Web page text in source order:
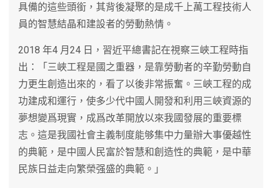
具備的這些頭銜，其背後凝聚的是成千上萬工程技術人
員的智慧結晶和建設者的勞動熱情。
2018 年4 月24 日，習近平總書記在視察三峽工程時指
出：「三峽工程是國之重器，是靠勞動者的辛勤勞動自
力更生創造出來的，看了以後非常振奮。三峽工程的成
功建成和運行，使多少代中國人開發和利用三峽資源的
夢想變爲現實，成爲改革開放以來我國發展的重要標
志。這是我國社會主義制度能够集中力量辦大事優越性
的典範，是中國人民富於智慧和創造性的典範，是中華
民族日益走向繁榮强盛的典範。」